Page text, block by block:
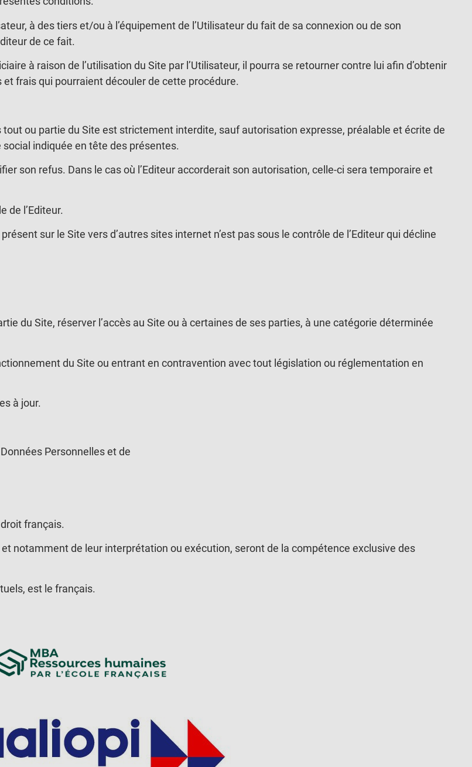
à des tiers et/ou à l’équipement de l’Utilisateur du fait de sa connexion ou de son
de ce fait.
à raison de l’utilisation du Site par l’Utilisateur, il pourra se retourner contre lui afin d’obtenir
frais qui pourraient découler de cette procédure.
ou partie du Site est strictement interdite, sauf autorisation expresse, préalable et écrite de
social indiquée en tête des présentes.
son refus. Dans le cas où l’Editeur accorderait son autorisation, celle-ci sera temporaire et
de l’Editeur.
sur le Site vers d’autres sites internet n’est pas sous le contrôle de l’Editeur qui décline
du Site, réserver l’accès au Site ou à certaines de ses parties, à une catégorie déterminée
du Site ou entrant en contravention avec tout législation ou réglementation en
à jour.
Personnelles et de
français.
notamment de leur interprétation ou exécution, seront de la compétence exclusive des
est le français.